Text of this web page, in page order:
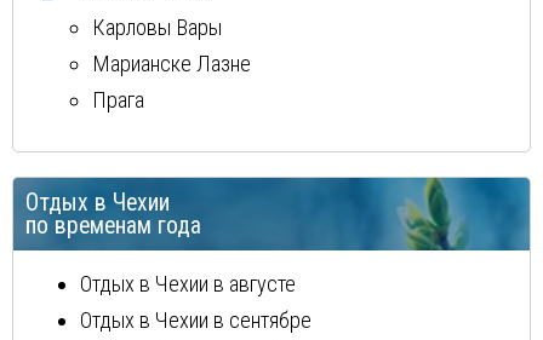
Карловы Вары
Марианске Лазне
Прага
Отдых в Чехии
по временам года
Отдых в Чехии в августе
Отдых в Чехии в сентябре